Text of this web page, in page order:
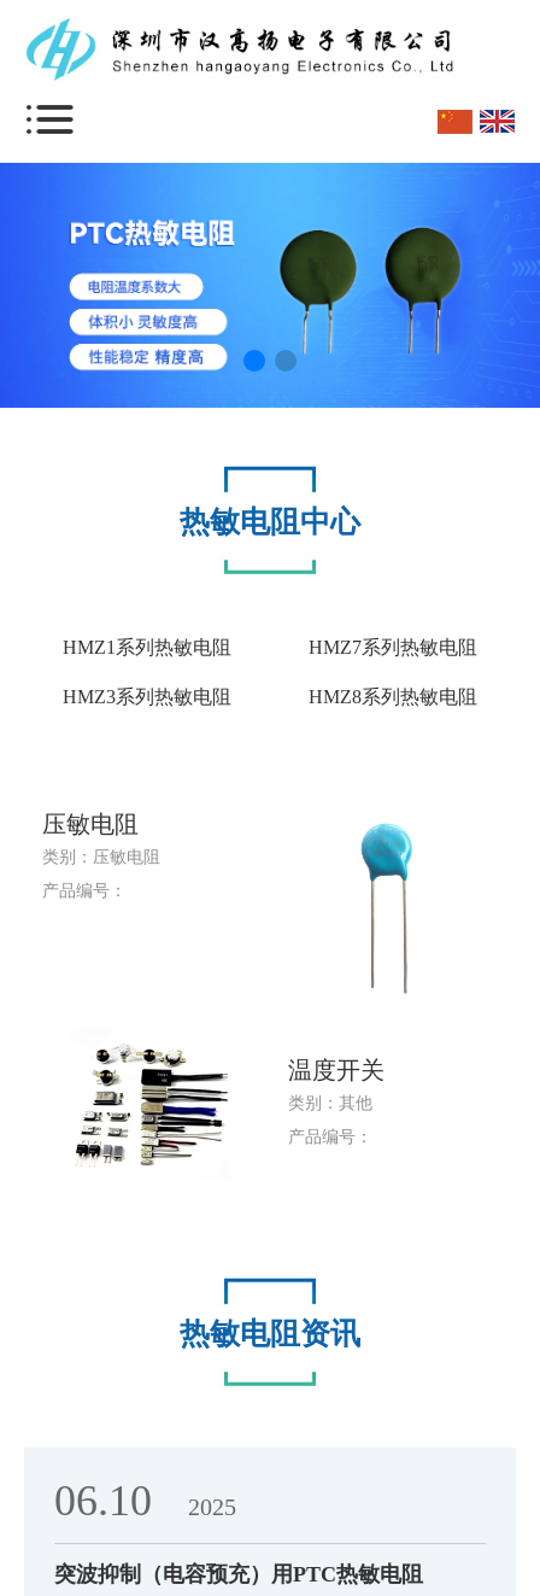
热敏电阻中心
HMZ1系列热敏电阻 HMZ7系列热敏电阻
HMZ3系列热敏电阻 HMZ8系列热敏电阻
压敏电阻
类别：压敏电阻
产品编号：
温度开关
类别：其他
产品编号：
热敏电阻资讯
06.10 2025
突波抑制（电容预充）用PTC热敏电阻